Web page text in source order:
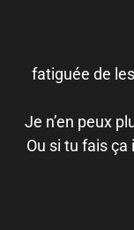
fatiguée de
Je n’en peux
Ou si tu fais ça